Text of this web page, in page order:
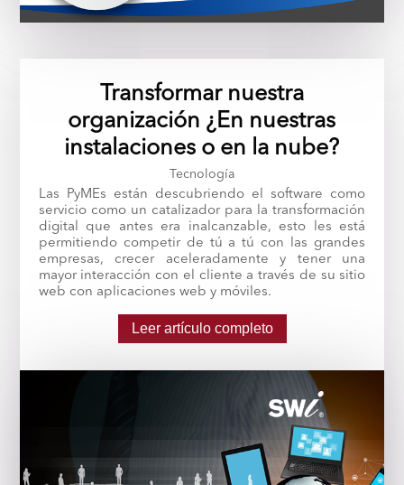
Transformar nuestra
organización ¿En nuestras
instalaciones o en la nube?
Tecnología
Las PyMEs están descubriendo el software como
servicio como un catalizador para la transformación
digital que antes era inalcanzable, esto les está
permitiendo competir de tú a tú con las grandes
empresas, crecer aceleradamente y tener una
mayor interacción con el cliente a través de su sitio
web con aplicaciones web y móviles.
Leer artículo completo